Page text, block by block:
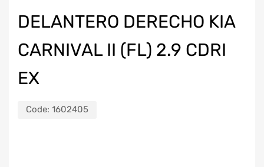
DELANTERO DERECHO KIA
CARNIVAL II (FL) 2.9 CDRI
EX
Code: 1602405